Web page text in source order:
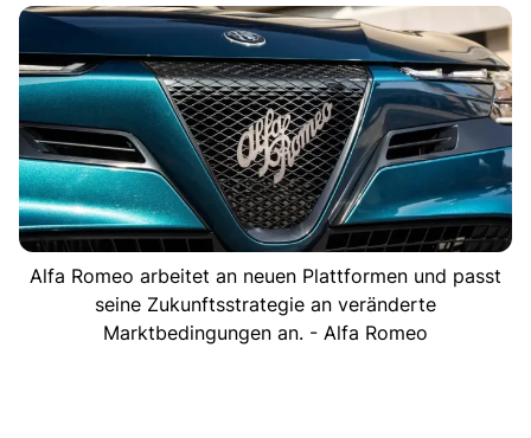
Alfa Romeo arbeitet an neuen Plattformen und passt
seine Zukunftsstrategie an veränderte
Marktbedingungen an. - Alfa Romeo